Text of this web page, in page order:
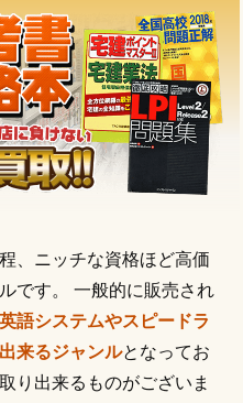
、ニッチな資格ほど高価
です。 一般的に販売され
語システムやスピードラ
来るジャンルとなってお
り出来るものがございま